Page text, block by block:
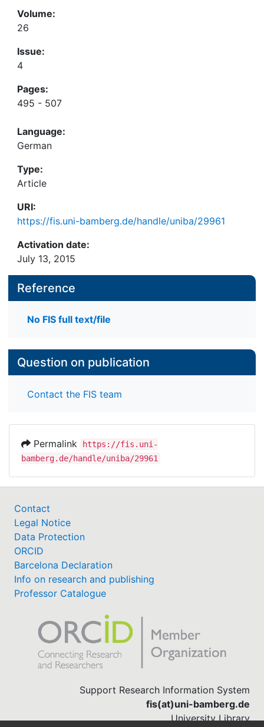
Volume:
26
Issue:
4
Pages:
495 - 507
Language:
German
Type:
Article
URI:
https://fis.uni-bamberg.de/handle/uniba/29961
Activation date:
July 13, 2015
Reference
No FIS full text/file
Question on publication
Contact the FIS team
Permalink
https://fis.uni-
bamberg.de/handle/uniba/29961
Contact
Legal Notice
Data Protection
ORCID
Barcelona Declaration
Info on research and publishing
Professor Catalogue
Support Research Information System
fis(at)uni-bamberg.de
University Library